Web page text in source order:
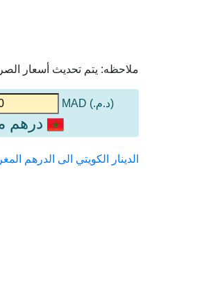
ملاحظه: يتم تحديث أسعار
(د.م.) MAD
درهم
الدينار الكويتي الى الدرهم